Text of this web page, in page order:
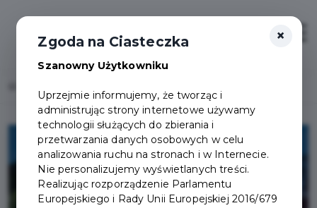
×
Zgoda na Ciasteczka
Szanowny Użytkowniku
Uprzejmie informujemy, że tworząc i
administrując strony internetowe używamy
technologii służących do zbierania i
przetwarzania danych osobowych w celu
analizowania ruchu na stronach i w Internecie.
Nie personalizujemy wyświetlanych treści.
Realizując rozporządzenie Parlamentu
Europejskiego i Rady Unii Europejskiej 2016/679